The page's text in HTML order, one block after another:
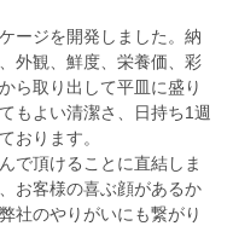
ージを開発しました。納
外観、鮮度、栄養価、彩
ら取り出して平皿に盛り
もよい清潔さ、日持ち1週
おります。
で頂けることに直結しま
お客様の喜ぶ顔があるか
社のやりがいにも繋がり